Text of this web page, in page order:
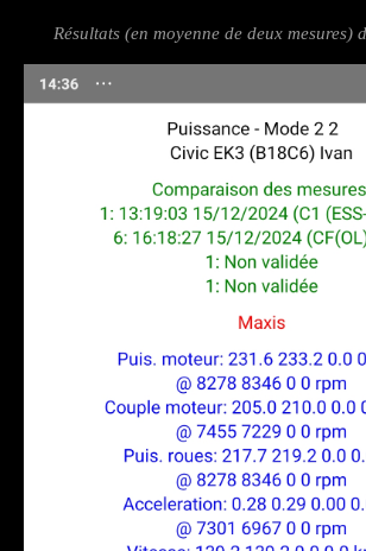
Résultats (en moyenne de deux mesures)